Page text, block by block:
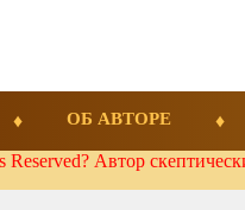
ОБ АВТОРЕ
Автор